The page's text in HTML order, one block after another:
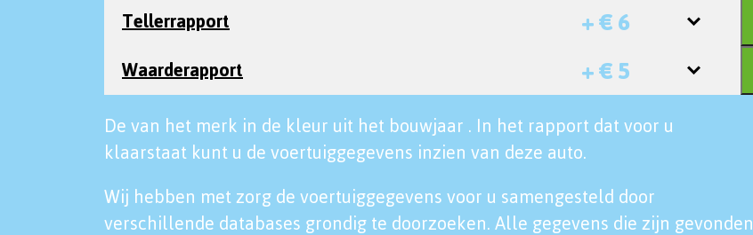
Tellerrapport + € 6
Waarderapport + € 5
De van het merk in de kleur uit het bouwjaar . In het rapport dat voor u
klaarstaat kunt u de voertuiggegevens inzien van deze auto.
Wij hebben met zorg de voertuiggegevens voor u samengesteld door
verschillende databases grondig te doorzoeken. Alle gegevens die zijn gevonden